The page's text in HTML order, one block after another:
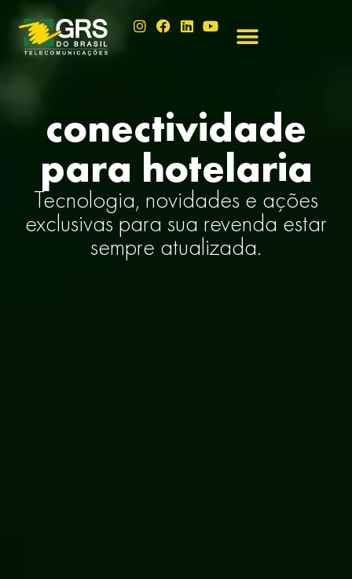
conectividade
para hotelaria
Tecnologia, novidades e ações
exclusivas para sua revenda estar
sempre atualizada.